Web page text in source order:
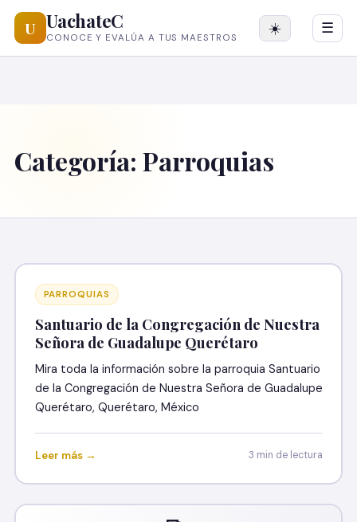
U UachateC
CONOCE Y EVALÚA A TUS MAESTROS
☀️ ☰
Categoría: Parroquias
PARROQUIAS
Santuario de la Congregación de Nuestra
Señora de Guadalupe Querétaro
Mira toda la información sobre la parroquia Santuario
de la Congregación de Nuestra Señora de Guadalupe
Querétaro, Querétaro, México
Leer más → 3 min de lectura